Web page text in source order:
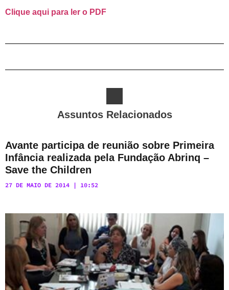
Clique aqui para ler o PDF
Assuntos Relacionados
Avante participa de reunião sobre Primeira
Infância realizada pela Fundação Abrinq –
Save the Children
27 DE MAIO DE 2014 10:52